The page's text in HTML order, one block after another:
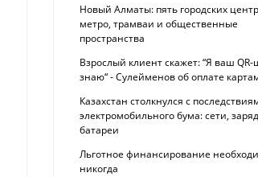
Новый Алматы: пять городских
метро, трамваи и общественные
пространства
Взрослый клиент скажет: “Я ваш
знаю“ - Сулейменов об оплате
Казахстан столкнулся с
электромобильного бума: сети,
батареи
Льготное финансирование
никогда